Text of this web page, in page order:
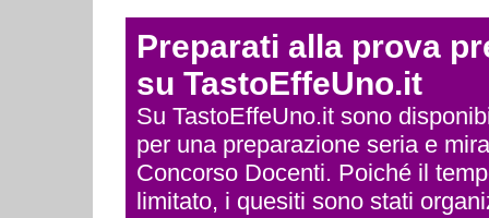
Preparati alla prova
su TastoEffeUno.it
Su TastoEffeUno.it sono
per una preparazione seria e
Concorso Docenti. Poiché il
limitato, i quesiti sono stati